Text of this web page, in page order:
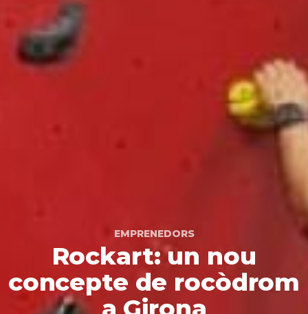
EMPRENEDORS
Rockart: un nou
concepte de rocòdrom